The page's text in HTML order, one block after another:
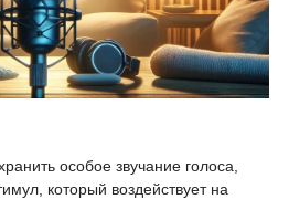
особое звучание голоса,
который воздействует на